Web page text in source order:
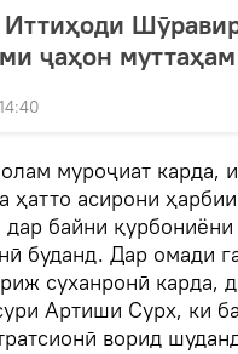
ҷаҳон
муроҷиат карда,
ҳатто асирони
байни қурбониёни
буданд. Дар омади
суханронӣ карда,
Артиши Сурх, ки
ворид